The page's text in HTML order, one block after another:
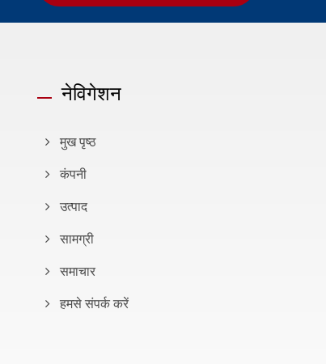
नेविगेशन
मुख पृष्ठ
कंपनी
उत्पाद
सामग्री
समाचार
हमसे संपर्क करें